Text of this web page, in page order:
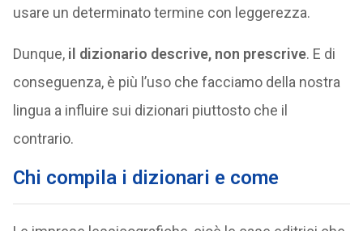
usare un determinato termine con leggerezza.
Dunque, il dizionario descrive, non prescrive. E di
conseguenza, è più l’uso che facciamo della nostra
lingua a influire sui dizionari piuttosto che il
contrario.
Chi compila i dizionari e come